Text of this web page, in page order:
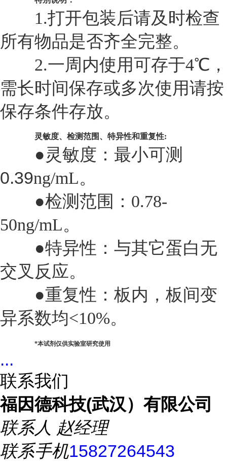
1.打开包装后请及时检查
所有物品是否齐全完整。
2.一周内使用可存于4℃，
需长时间保存或多次使用请按
保存条件存放。
灵敏度、检测范围、特异性和重复性:
●灵敏度：最小可测
0.39ng/mL。
●检测范围：0.78-
50ng/mL。
●特异性：与其它蛋白无
交叉反应。
●重复性：板内，板间变
异系数均<10%。
*本试剂仅供实验室研究使用
...
联系我们
福因德科技(武汉）有限公司
联系人 赵经理
联系手机15827264543